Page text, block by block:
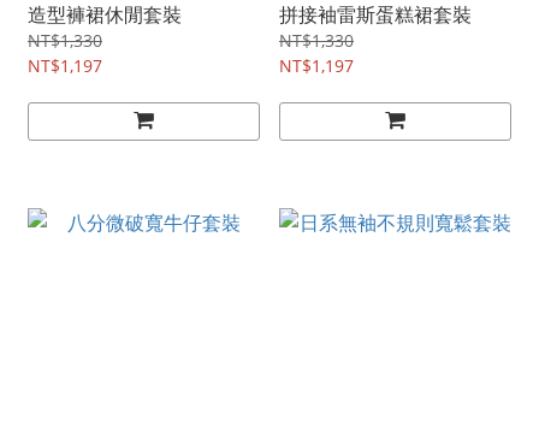
造型褲裙休閒套裝
NT$1,330
NT$1,197
拼接袖雷斯蛋糕裙套裝
NT$1,330
NT$1,197